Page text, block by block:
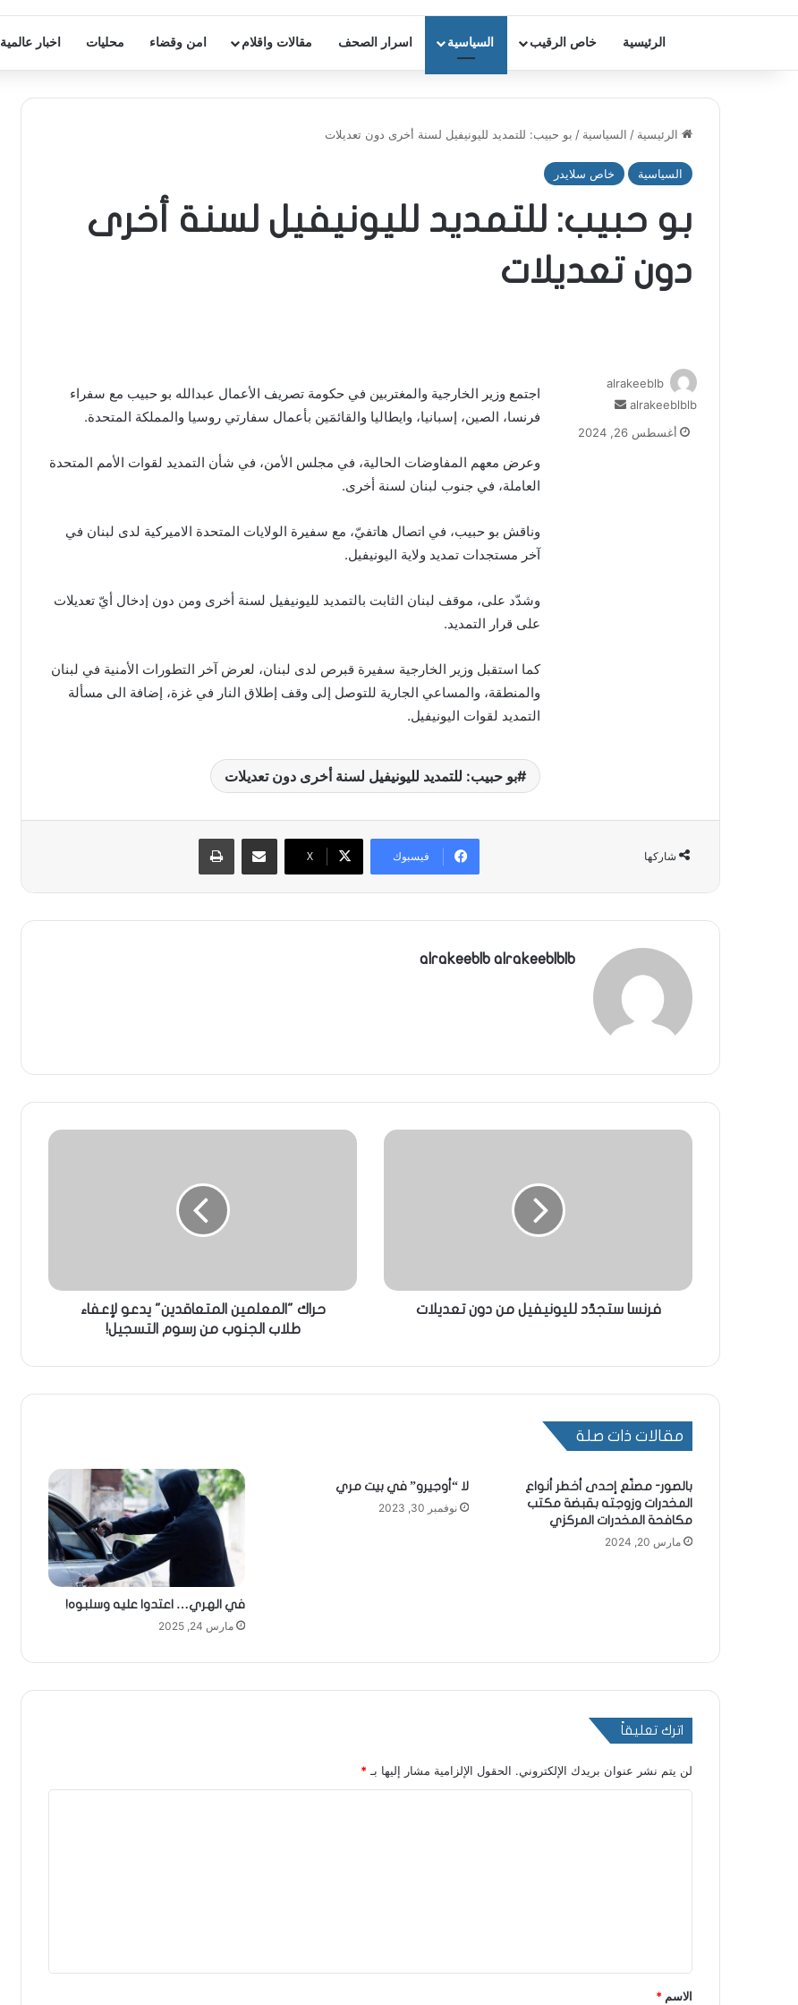
الرئيسية خاص الرقيب السياسية اسرار الصحف مقالات واقلام امن وقضاء محليات اخبار عالمية
الرئيسية / السياسية / بو حبيب: للتمديد لليونيفيل لسنة أخرى دون تعديلات
السياسية خاص سلايدر
بو حبيب: للتمديد لليونيفيل لسنة أخرى
دون تعديلات
اجتمع وزير الخارجية والمغتربين في حكومة تصريف الأعمال عبدالله بو حبيب مع سفراء
فرنسا، الصين، إسبانيا، وايطاليا والقائمَين بأعمال سفارتي روسيا والمملكة المتحدة.
وعرض معهم المفاوضات الحالية، في مجلس الأمن، في شأن التمديد لقوات الأمم المتحدة
العاملة، في جنوب لبنان لسنة أخرى.
وناقش بو حبيب، في اتصال هاتفيّ، مع سفيرة الولايات المتحدة الاميركية لدى لبنان في
آخر مستجدات تمديد ولاية اليونيفيل.
وشدّد على، موقف لبنان الثابت بالتمديد لليونيفيل لسنة أخرى ومن دون إدخال أيّ تعديلات
على قرار التمديد.
كما استقبل وزير الخارجية سفيرة قبرص لدى لبنان، لعرض آخر التطورات الأمنية في لبنان
والمنطقة، والمساعي الجارية للتوصل إلى وقف إطلاق النار في غزة، إضافة الى مسألة
التمديد لقوات اليونيفيل.
بو حبيب: للتمديد لليونيفيل لسنة أخرى دون تعديلات
alrakeeblb
alrakeeblblb
أرسل
إلكترونيا
أغسطس 26, 2024
شاركها فيسبوك X
مشاركة عبر البريد طباعة
alrakeeblb alrakeeblblb
فرنسا ستجدّد لليونيفيل من دون تعديلات
حراك "المعلمين المتعاقدين" يدعو لإعفاء
طلاب الجنوب من رسوم التسجيل!
مقالات ذات صلة
بالصور- مصنّع إحدى أخطر أنواع
المخدرات وزوجته بقبضة مكتب
مكافحة المخدرات المركزي
مارس 20, 2024
لا “أوجيرو” في بيت مري
نوفمبر 30, 2023
في الهري… اعتدوا عليه وسلبوه!
مارس 24, 2025
اترك تعليقاً
لن يتم نشر عنوان بريدك الإلكتروني. الحقول الإلزامية مشار إليها بـ *
*
الاسم *